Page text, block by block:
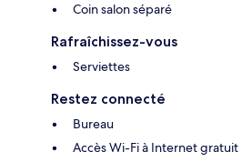
Coin salon séparé
Rafraîchissez-vous
Serviettes
Restez connecté
Bureau
Accès Wi-Fi à Internet gratuit